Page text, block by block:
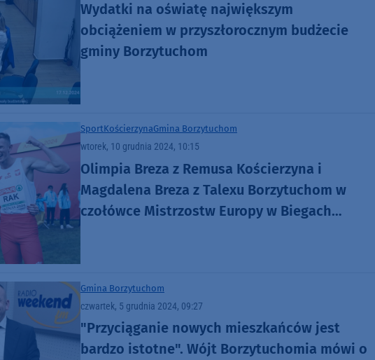
Wydatki na oświatę największym
obciążeniem w przyszłorocznym budżecie
gminy Borzytuchom
SportKościerzynaGmina Borzytuchom
wtorek, 10 grudnia 2024, 10:15
Olimpia Breza z Remusa Kościerzyna i
Magdalena Breza z Talexu Borzytuchom w
czołówce Mistrzostw Europy w Biegach
Gmina Borzytuchom
czwartek, 5 grudnia 2024, 09:27
"Przyciąganie nowych mieszkańców jest
bardzo istotne". Wójt Borzytuchomia mówi o